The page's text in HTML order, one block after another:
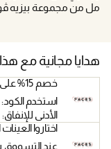
مل من مجموعة بيزيه
هدايا مجانية مع هذا
خصم 15% على طلبك الأول من التطبيق!
الأدنى للإنفاق: 200 ريال
اختاروا